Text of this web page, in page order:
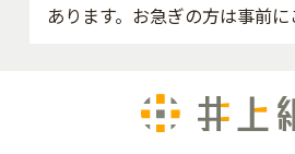
あります。お急ぎの方は事前に